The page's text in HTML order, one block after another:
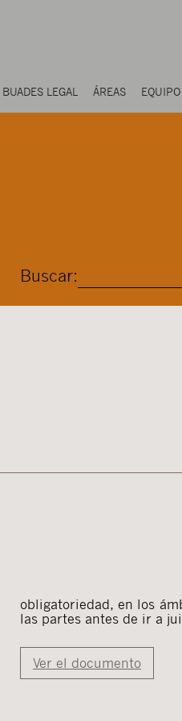
BUADES LEGAL ÁREAS EQUIPO
Buscar:
las partes antes de ir a
Ver el documento